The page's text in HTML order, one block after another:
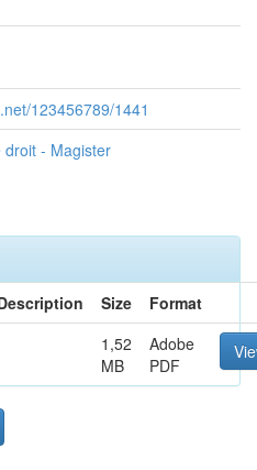
123456789/1441
droit - Magister
Size
Format
1,52
MB
Adobe
PDF